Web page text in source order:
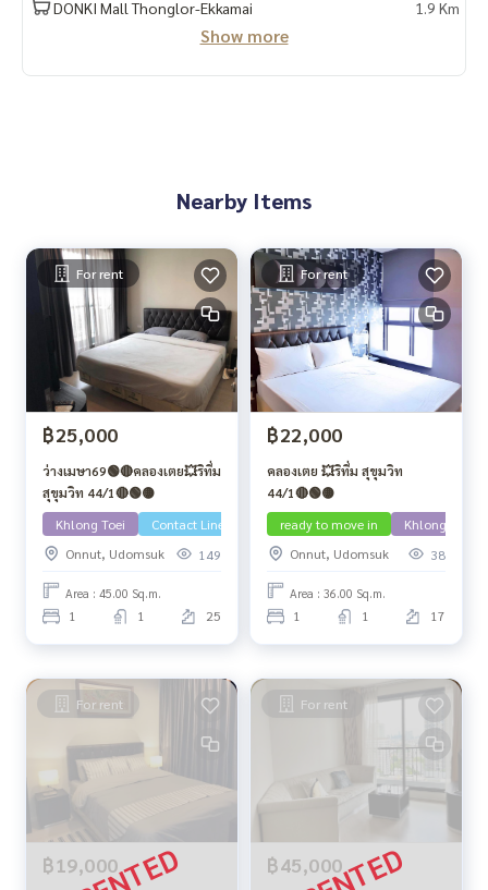
DONKI Mall Thonglor-Ekkamai 1.9 Km
Show more
Nearby Items
For rent
฿25,000
ว่างเมษา69🟢🔴คลองเตย💥ริทึ่ม
สุขุมวิท 44/1🔴🟢🟡
Khlong Toei
Contact Line
ว่าง เมย 69
Onnut, Udomsuk
149
Area : 45.00 Sq.m.
1 1 25
For rent
฿22,000
คลองเตย 💥ริทึ่ม สุขุมวิท
44/1🔴🟢🟡
ready to move in
Khlong Toei
Onnut, Udomsuk
38
Area : 36.00 Sq.m.
1 1 17
For rent
฿19,000
For rent
฿45,000